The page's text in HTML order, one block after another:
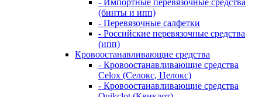
- Импортные перевязочные средства
(бинты и ипп)
- Перевязочные салфетки
- Российские перевязочные средства
(ипп)
Кровоостанавливающие средства
- Кровоостанавливающие средства
Celox (Селокс, Целокс)
- Кровоостанавливающие средства